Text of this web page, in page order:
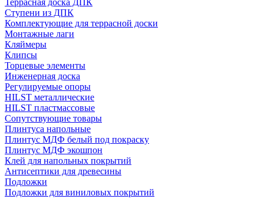
Террасная доска ДПК
Ступени из ДПК
Комплектующие для террасной доски
Монтажные лаги
Кляймеры
Клипсы
Торцевые элементы
Инженерная доска
Регулируемые опоры
HILST металлические
HILST пластмассовые
Сопутствующие товары
Плинтуса напольные
Плинтус МДФ белый под покраску
Плинтус МДФ экошпон
Клей для напольных покрытий
Антисептики для древесины
Подложки
Подложки для виниловых покрытий